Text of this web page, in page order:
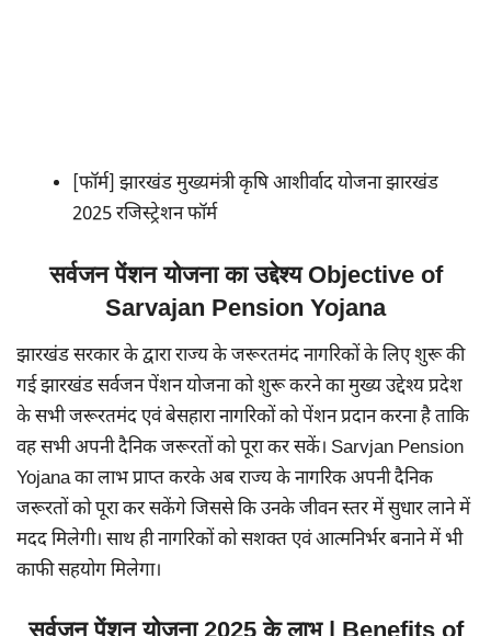
[फॉर्म] झारखंड मुख्यमंत्री कृषि आशीर्वाद योजना झारखंड
2025 रजिस्ट्रेशन फॉर्म
सर्वजन पेंशन योजना का उद्देश्य Objective of
Sarvajan Pension Yojana
झारखंड सरकार के द्वारा राज्य के जरूरतमंद नागरिकों के लिए शुरू की
गई झारखंड सर्वजन पेंशन योजना को शुरू करने का मुख्य उद्देश्य प्रदेश
के सभी जरूरतमंद एवं बेसहारा नागरिकों को पेंशन प्रदान करना है ताकि
वह सभी अपनी दैनिक जरूरतों को पूरा कर सकें। Sarvjan Pension
Yojana का लाभ प्राप्त करके अब राज्य के नागरिक अपनी दैनिक
जरूरतों को पूरा कर सकेंगे जिससे कि उनके जीवन स्तर में सुधार लाने में
मदद मिलेगी। साथ ही नागरिकों को सशक्त एवं आत्मनिर्भर बनाने में भी
काफी सहयोग मिलेगा।
सर्वजन पेंशन योजना 2025 के लाभ | Benefits of